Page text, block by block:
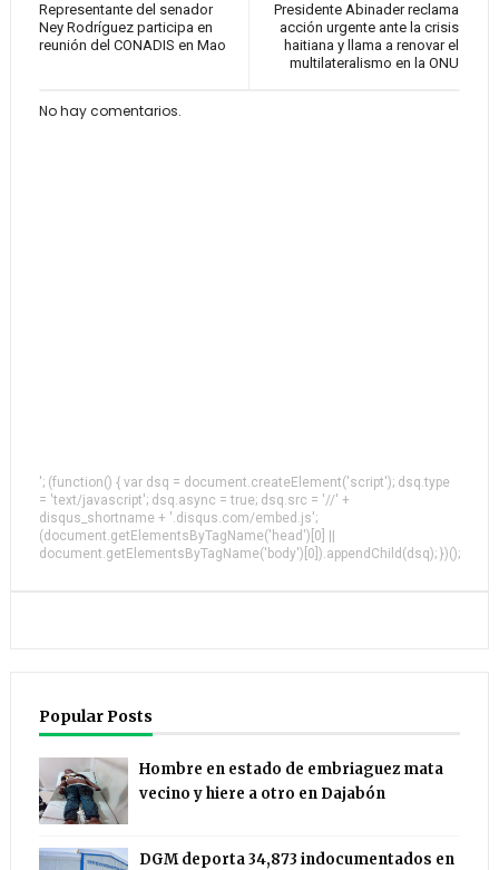
Presidente Abinader reclama
acción urgente ante la crisis
haitiana y llama a renovar el
multilateralismo en la ONU
Representante del senador
Ney Rodríguez participa en
reunión del CONADIS en Mao
No hay comentarios.
'; (function() { var dsq = document.createElement('script'); dsq.type
= 'text/javascript'; dsq.async = true; dsq.src = '//' +
disqus_shortname + '.disqus.com/embed.js';
(document.getElementsByTagName('head')[0] ||
document.getElementsByTagName('body')[0]).appendChild(dsq); })();
Popular Posts
Hombre en estado de embriaguez mata
vecino y hiere a otro en Dajabón
DGM deporta 34,873 indocumentados en